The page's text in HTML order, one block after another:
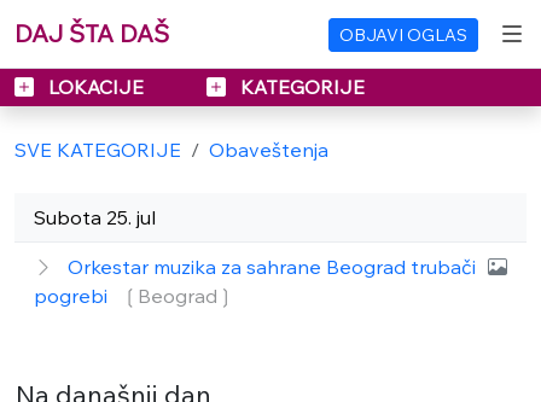
DAJ ŠTA DAŠ OBJAVI OGLAS
LOKACIJE KATEGORIJE
SVE KATEGORIJE Obaveštenja
Subota 25. jul
Orkestar muzika za sahrane Beograd trubači
pogrebi
❲Beograd❳
Na današnji dan